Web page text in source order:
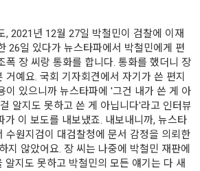
, 2021년 12월 27일 박철민이 검찰에 이재
26일 있다가 뉴스타파에서 박철민에게 편
폭 장 씨랑 통화를 합니다. 통화를 했더니 장
거예요. 국회 기자회견에서 자기가 쓴 편지
이 있으니까 뉴스타파에 '그건 내가 쓴 게 아
알지도 못하고 쓴 게 아닙니다'라고 인터뷰
가 이 보도를 내보냈죠. 내보내니까, 뉴스타
수원지검이 대검찰청에 문서 감정을 의뢰한
지 않았어요. 장 씨는 나중에 박철민 재판에
알지도 못하고 박철민의 모든 얘기는 다 새